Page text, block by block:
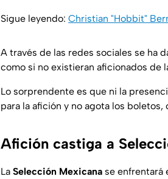
Sigue leyendo: Christian "Hobbit"
A través de las redes sociales se ha
como si no existieran aficionados de
Lo sorprendente es que ni la
para la afición y no agota los
Afición castiga a
La Selección Mexicana se enfrentará